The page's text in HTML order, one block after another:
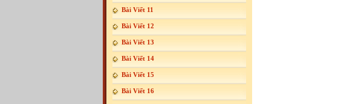
Bài Viết 11
Bài Viết 12
Bài Viết 13
Bài Viết 14
Bài Viết 15
Bài Viết 16